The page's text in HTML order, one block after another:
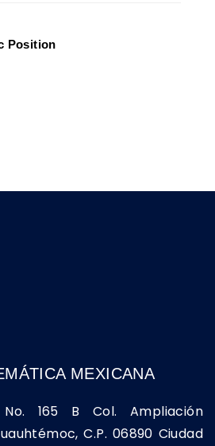
Position
MEXICANA
165 B Col. Ampliación
C.P. 06890 Ciudad